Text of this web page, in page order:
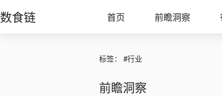
数食链 首页 前瞻洞察
标签： #行业
前瞻洞察